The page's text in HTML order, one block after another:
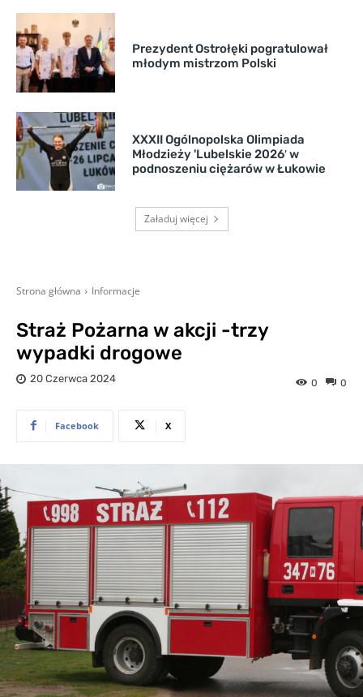
Prezydent Ostrołęki pogratulował
młodym mistrzom Polski
XXXII Ogólnopolska Olimpiada
Młodzieży 'Lubelskie 2026′ w
podnoszeniu ciężarów w Łukowie
Załaduj więcej